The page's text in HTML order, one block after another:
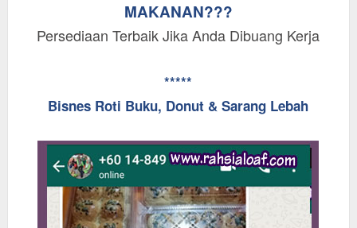
MAKANAN???
Persediaan Terbaik Jika Anda Dibuang Kerja
*****
Bisnes Roti Buku, Donut & Sarang Lebah